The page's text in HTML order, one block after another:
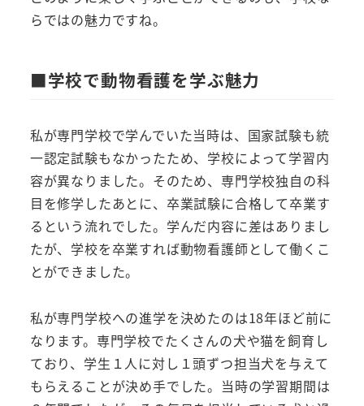
らではの魅力ですね。
■学校で動物看護を学ぶ魅力
私が専門学校で学んでいた当時は、国家試験も統
一認定試験もなかったため、学校によって学習内
容が異なりました。そのため、専門学校独自の科
目を修学したあとに、卒業試験に合格して卒業す
るという流れでした。学んだ内容に差はありまし
たが、学校を卒業すれば動物看護師として働くこ
とができました。
私が専門学校への進学を決めたのは18年ほど前に
なります。専門学校でたくさんの犬や猫を飼育し
ており、学生１人に対し１頭ずつ担当犬を与えて
もらえることが決め手でした。当時の学習期間は